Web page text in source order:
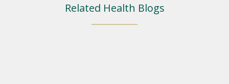
Related Health Blogs